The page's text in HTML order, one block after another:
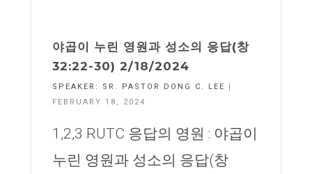
야곱이 누린 영원과 성소의 응답(창
32:22-30) 2/18/2024
SPEAKER: SR. PASTOR DONG C. LEE
|
FEBRUARY 18, 2024
1,2,3 RUTC 응답의 영원 : 야곱이
누린 영원과 성소의 응답(창